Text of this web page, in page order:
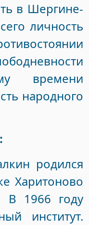
в Шергине-
личность
времени
народного
родился
Харитоново
В 1966 году
институт.